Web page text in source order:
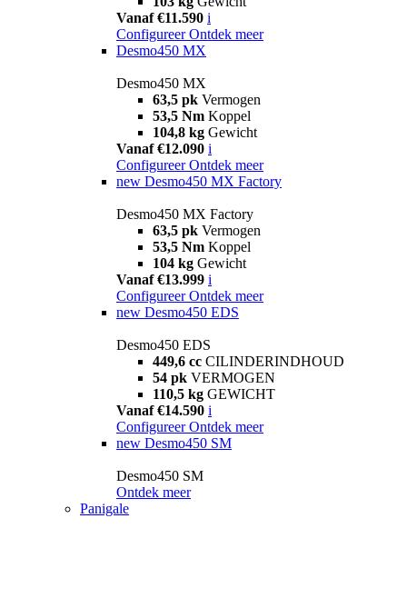
Vanaf €11.590 i
Configureer Ontdek meer
Desmo450 MX
Desmo450 MX
63,5 pk Vermogen
53,5 Nm Koppel
104,8 kg Gewicht
Vanaf €12.090 i
Configureer Ontdek meer
new Desmo450 MX Factory
Desmo450 MX Factory
63,5 pk Vermogen
53,5 Nm Koppel
104 kg Gewicht
Vanaf €13.999 i
Configureer Ontdek meer
new Desmo450 EDS
Desmo450 EDS
449,6 cc CILINDERINDHOUD
54 pk VERMOGEN
110,5 kg GEWICHT
Vanaf €14.590 i
Configureer Ontdek meer
new Desmo450 SM
Desmo450 SM
Ontdek meer
Panigale